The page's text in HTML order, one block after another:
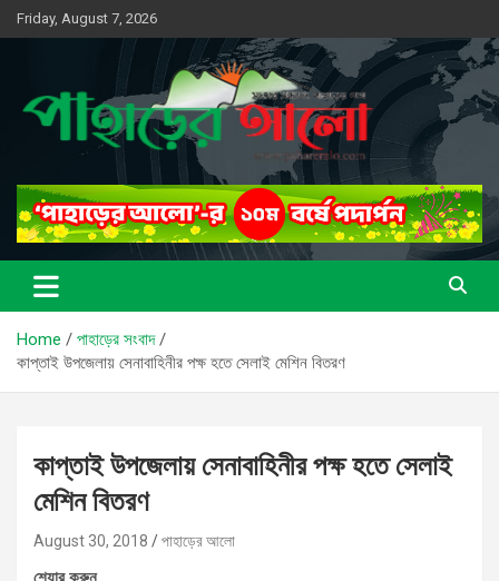
Skip
to
Friday, August 7, 2026
পাহাড়ের আলো
সত্যের সন্ধানে, পাহাড়ের পথে
Home
পাহাড়ের সংবাদ
কাপ্তাই উপজেলায় সেনাবাহিনীর পক্ষ হতে সেলাই মেশিন বিতরণ
কাপ্তাই উপজেলায় সেনাবাহিনীর পক্ষ হতে সেলাই
মেশিন বিতরণ
August 30, 2018 পাহাড়ের আলো